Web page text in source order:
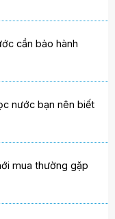
cần bảo hành
nước bạn nên biết
mua thường gặp